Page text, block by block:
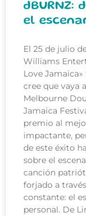
dBURNZ:
el
El 25 de julio
Williams
Love
cree que vaya
Melbourne
Jamaica
premio al
impactante,
de este éxito
sobre el
canción
forjado a
constante: el
personal. De